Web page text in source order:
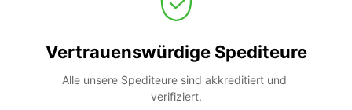
Vertrauenswürdige Spediteure
Alle unsere Spediteure sind akkreditiert und
verifiziert.